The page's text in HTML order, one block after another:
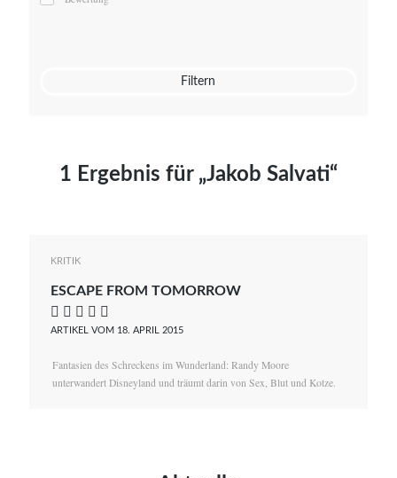
Mato von Vogelstein
Filtern
1 Ergebnis für „Jakob Salvati“
KRITIK
ESCAPE FROM TOMORROW
    
ARTIKEL VOM 18. APRIL 2015
Fantasien des Schreckens im Wunderland: Randy Moore
unterwandert Disneyland und träumt darin von Sex, Blut und Kotze.